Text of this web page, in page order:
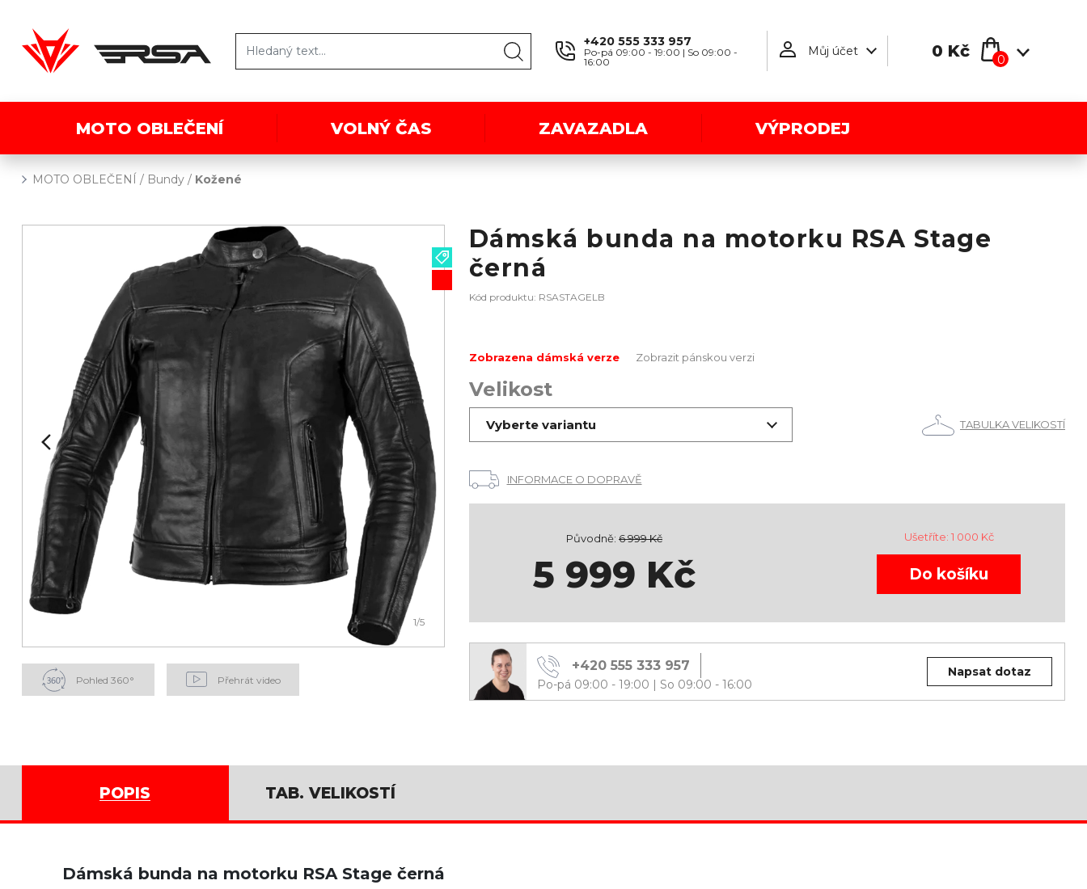
+420 555 333 957
Po-pá 09:00 - 19:00 | So 09:00 -
16:00
Můj účet 0 Kč 0
MOTO OBLEČENÍ VOLNÝ ČAS ZAVAZADLA VÝPRODEJ
MOTO OBLEČENÍ / Bundy / Kožené
Dámská bunda na motorku RSA Stage
černá
Kód produktu: RSASTAGELB
1/5
Pohled 360° Přehrát video
Zobrazena dámská verze Zobrazit pánskou verzi
Velikost
Vyberte variantu TABULKA VELIKOSTÍ
INFORMACE O DOPRAVĚ
Původně: 6 999Kč
5 999 Kč
Ušetříte: 1 000 Kč
+420 555 333 957
Po-pá 09:00 - 19:00 | So 09:00 - 16:00
Napsat dotaz
POPIS TAB. VELIKOSTÍ
Dámská bunda na motorku RSA Stage černá